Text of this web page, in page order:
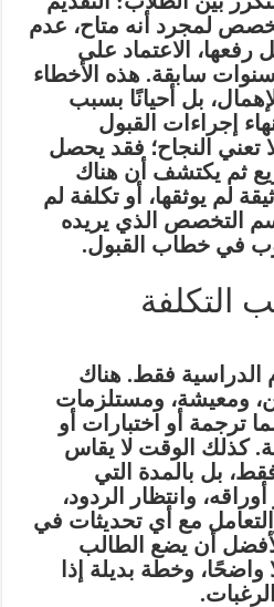
لمجرد أنه متاح، عدم
الاعتماد على
سابقة. هذه الأخطاء
بل أحيانًا بسبب
إجراءات القبول
النجاح؛ فقد يحصل
ثم يكتشف أن هناك
لم يوثقها، أو تكلفة لم
التخصص الذي يريده
في خطاب القبول.
التكلفة
الدراسية فقط. هناك
ومعيشة، ومستلزمات
ترجمة أو اختبارات أو
كذلك الوقت لا يقاس
بل بالمدة التي
وانتظار الردود،
مع أي تحديثات في
أن يضع الطالب
واضحًا، وخطة بديلة إذا